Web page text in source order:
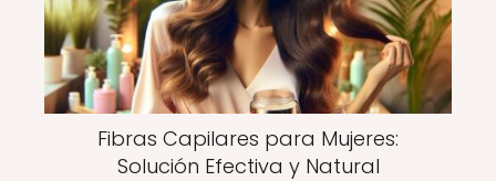
Fibras Capilares para Mujeres:
Solución Efectiva y Natural